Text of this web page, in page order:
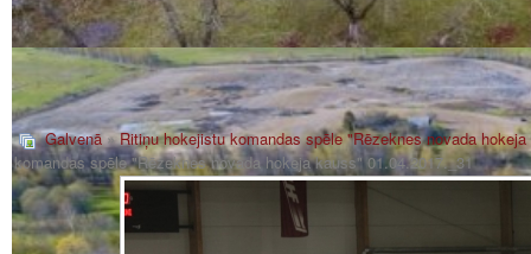
Galvenā»Ritiņu hokejistu komandas spēle "Rēzeknes novada
komandas spēle "Rēzeknes novada hokeja kauss" 01.04.2017._31